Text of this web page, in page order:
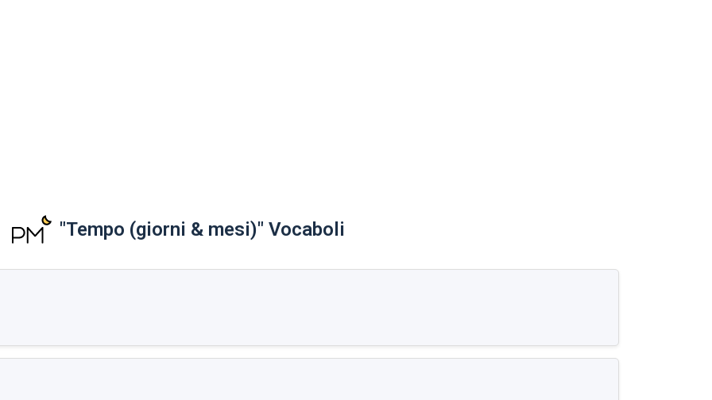
"Tempo (giorni & mesi)" Vocaboli